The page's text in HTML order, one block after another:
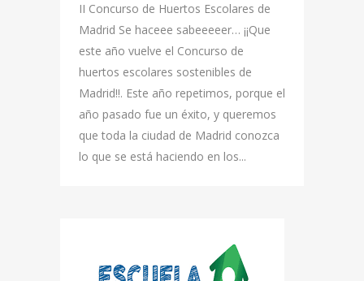
II Concurso de Huertos Escolares de
Madrid Se haceee sabeeeeer… ¡¡Que
este año vuelve el Concurso de
huertos escolares sostenibles de
Madrid!!. Este año repetimos, porque el
año pasado fue un éxito, y queremos
que toda la ciudad de Madrid conozca
lo que se está haciendo en los...